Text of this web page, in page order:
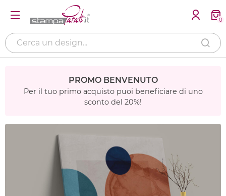
0
PROMO BENVENUTO
Per il tuo primo acquisto puoi beneficiare di uno
sconto del 20%!